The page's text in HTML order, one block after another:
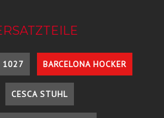
1027 BARCELONA HOCKER
CESCA STUHL